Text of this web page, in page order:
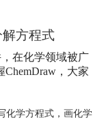
解方程式
在化学领域被广
，大家
化学方程式， 画化学